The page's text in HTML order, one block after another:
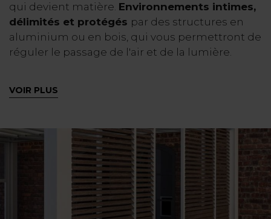
qui devient matière. Environnements intimes,
délimités et protégés par des structures en
aluminium ou en bois, qui vous permettront de
réguler le passage de l'air et de la lumière.
l'intimité tant recherchée.
VOIR PLUS